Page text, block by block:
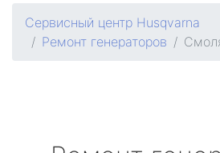
Сервисный центр Husqvarna
Ремонт генераторов